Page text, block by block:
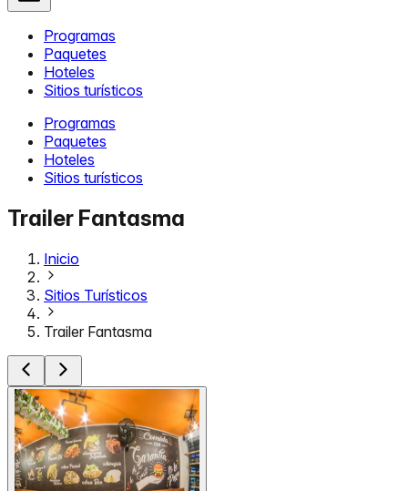
Programas
Paquetes
Hoteles
Sitios turísticos
Programas
Paquetes
Hoteles
Sitios turísticos
Trailer Fantasma
Inicio
Sitios Turísticos
Trailer Fantasma